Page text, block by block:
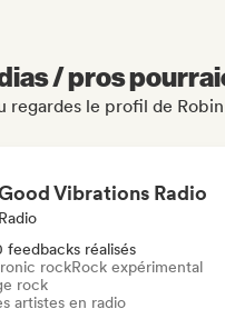
/ pros
regardes le profil de
Vibrations Radio
Radio
feedbacks réalisés
rockRock expérimental
rock
artistes en radio